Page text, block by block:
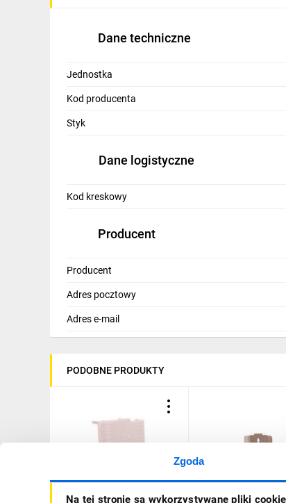
Zgoda
Na tej stronie są wykorzystywane pliki cookie
Dane techniczne
Jednostka
Kod producenta
Styk
Dane logistyczne
Kod kreskowy
Producent
Producent
Adres pocztowy
Adres e-mail
PODOBNE PRODUKTY
Osłony końcowe do szyn
Element